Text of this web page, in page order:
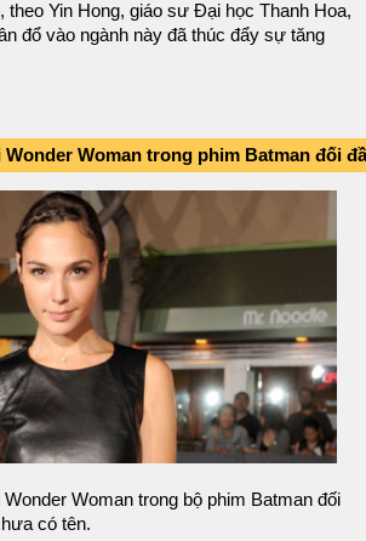
theo Yin Hong, giáo sư Đại học Thanh Hoa,
đổ vào ngành này đã thúc đẩy sự tăng
Woman trong phim Batman đối
Woman trong bộ phim Batman đối
có tên.